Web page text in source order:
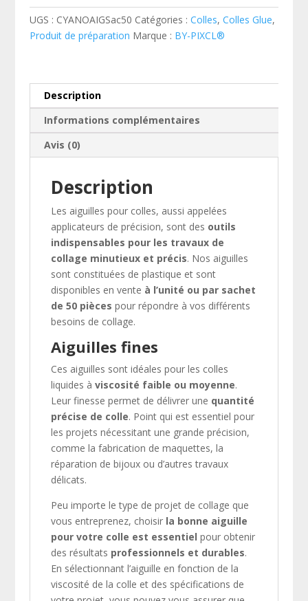
UGS : CYANOAIGSac50 Catégories : Colles, Colles Glue,
Produit de préparation Marque : BY-PIXCL®
Description
Informations complémentaires
Avis (0)
Description
Les aiguilles pour colles, aussi appelées
applicateurs de précision, sont des outils
indispensables pour les travaux de
collage minutieux et précis. Nos aiguilles
sont constituées de plastique et sont
disponibles en vente à l’unité ou par sachet
de 50 pièces pour répondre à vos différents
besoins de collage.
Aiguilles fines
Ces aiguilles sont idéales pour les colles
liquides à viscosité faible ou moyenne.
Leur finesse permet de délivrer une quantité
précise de colle. Point qui est essentiel pour
les projets nécessitant une grande précision,
comme la fabrication de maquettes, la
réparation de bijoux ou d’autres travaux
délicats.
Peu importe le type de projet de collage que
vous entreprenez, choisir la bonne aiguille
pour votre colle est essentiel pour obtenir
des résultats professionnels et durables.
En sélectionnant l’aiguille en fonction de la
viscosité de la colle et des spécifications de